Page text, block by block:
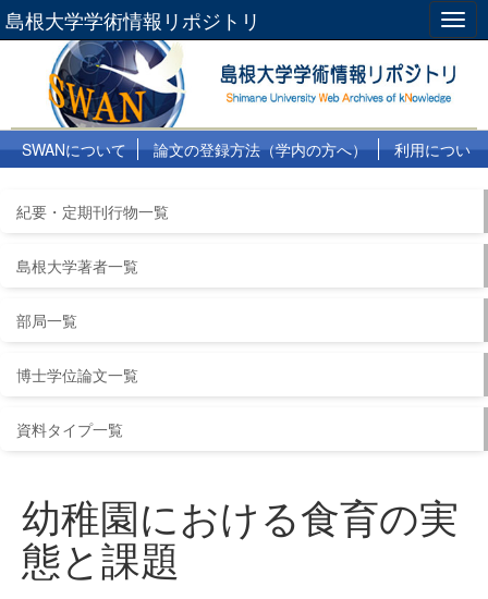
島根大学学術情報リポジトリ
SWANについて 論文の登録方法（学内の方へ）
利用につい
紀要・定期刊行物一覧
島根大学著者一覧
部局一覧
博士学位論文一覧
資料タイプ一覧
幼稚園における食育の実
態と課題